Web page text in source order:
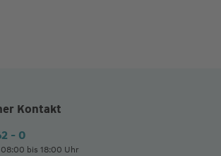
Kontakt
- 0
08:00 bis 18:00 Uhr